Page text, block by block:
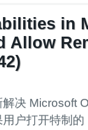
in
Allow
解决 Microsoft
户打开特制